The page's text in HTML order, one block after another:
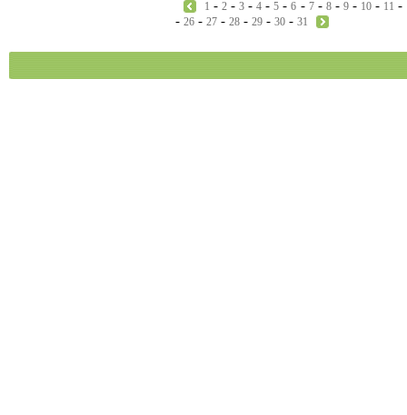
1 -2 -3 -4 -5 -6 - 7- 8- 9- 10- 11 -
- 26 - 27 - 28 - 29 - 30 - 31